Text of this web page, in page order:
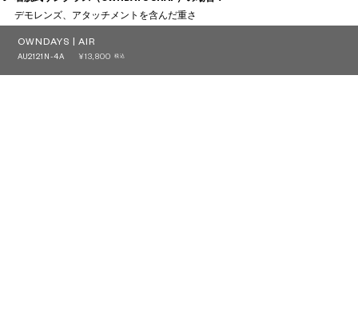
デモレンズ、アタッチメントを含んだ重さ
OWNDAYS | AIR
AU2121N-4A ¥13,800 税込